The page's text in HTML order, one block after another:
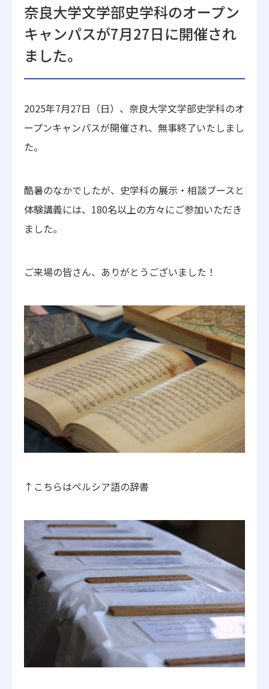
受験生の方へ
地歴甲子園
奈良大学文学部史学科のオープン
キャンパスが7月27日に開催され
ました。
2025年7月27日（日）、奈良大学文学部史学科のオ
ープンキャンパスが開催され、無事終了いたしまし
た。
酷暑のなかでしたが、史学科の展示・相談ブースと
体験講義には、180名以上の方々にご参加いただき
ました。
ご来場の皆さん、ありがとうございました！
↑こちらはペルシア語の辞書